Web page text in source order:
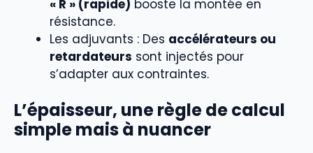
« R » (rapide) booste la montée en
résistance.
Les adjuvants : Des accélérateurs ou
retardateurs sont injectés pour
s’adapter aux contraintes.
L’épaisseur, une règle de calcul
simple mais à nuancer